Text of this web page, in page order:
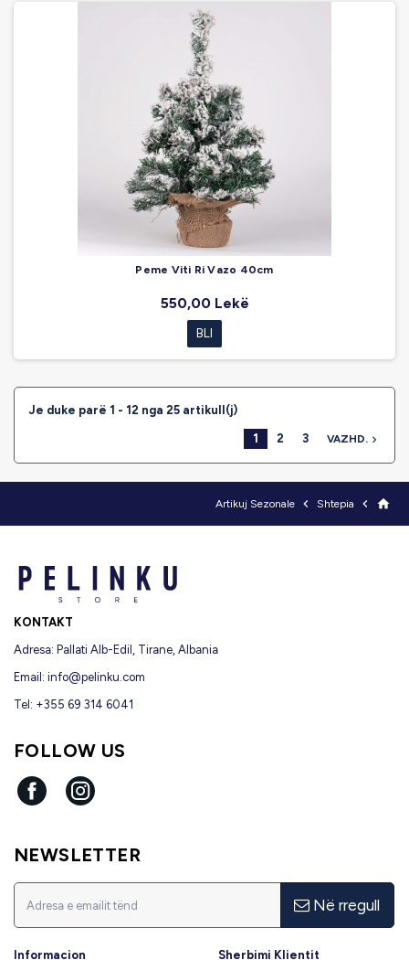
Peme Viti Ri Vazo 40cm
550,00 Lekë
BLI
Je duke parë 1 - 12 nga 25 artikull(j)
1 2 3 VAZHD. 
home

Shtepia

Artikuj Sezonale
KONTAKT
Adresa: Pallati Alb-Edil, Tirane, Albania
Email: info@pelinku.com
Tel: +355 69 314 6041
FOLLOW US
Facebook
NEWSLETTER
Në rregull
Informacion Sherbimi Klientit